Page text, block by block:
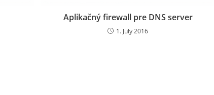
Aplikačný firewall pre DNS server
1. July 2016